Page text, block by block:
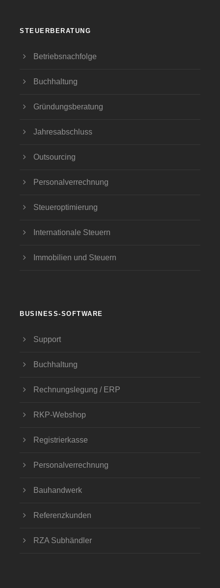
STEUERBERATUNG
Betriebsnachfolge
Buchhaltung
Gründungsberatung
Jahresabschluss
Outsourcing
Personalverrechnung
Steueroptimierung
Internationale Steuern
Immobilien und Steuern
BUSINESS-SOFTWARE
Support
Buchhaltung
Rechnungslegung / ERP
RKP-Webshop
Registrierkasse
Personalverrechnung
Bauhandwerk
Referenzkunden
RZA Subhändler